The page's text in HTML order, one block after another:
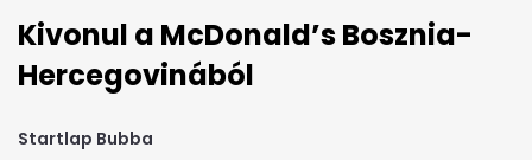
Kivonul a McDonald’s Bosznia-
Hercegovinából
Startlap Bubba